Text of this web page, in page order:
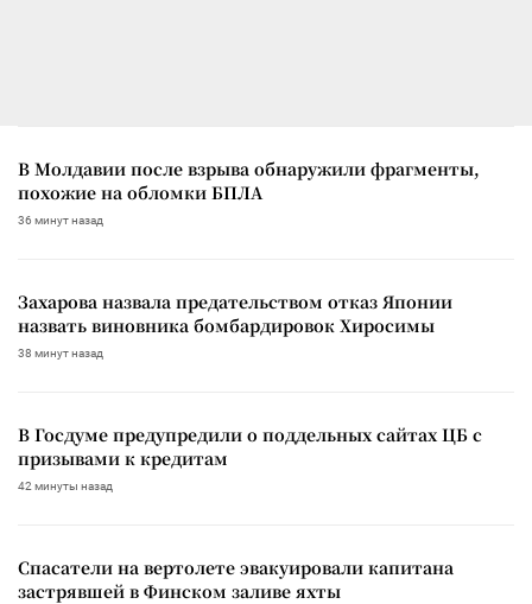
В Молдавии после взрыва обнаружили фрагменты,
похожие на обломки БПЛА
36 минут назад
Захарова назвала предательством отказ Японии
назвать виновника бомбардировок Хиросимы
38 минут назад
В Госдуме предупредили о поддельных сайтах ЦБ с
призывами к кредитам
42 минуты назад
Спасатели на вертолете эвакуировали капитана
застрявшей в Финском заливе яхты